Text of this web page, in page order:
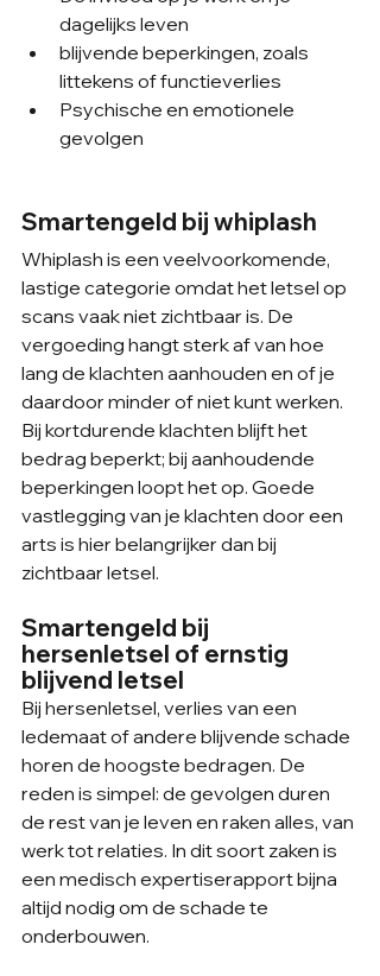
dagelijks leven
blijvende beperkingen, zoals
littekens of functieverlies
Psychische en emotionele
gevolgen
Smartengeld bij whiplash
Whiplash is een veelvoorkomende,
lastige categorie omdat het letsel op
scans vaak niet zichtbaar is. De
vergoeding hangt sterk af van hoe
lang de klachten aanhouden en of je
daardoor minder of niet kunt werken.
Bij kortdurende klachten blijft het
bedrag beperkt; bij aanhoudende
beperkingen loopt het op. Goede
vastlegging van je klachten door een
arts is hier belangrijker dan bij
zichtbaar letsel.
Smartengeld bij
hersenletsel of ernstig
blijvend letsel
Bij hersenletsel, verlies van een
ledemaat of andere blijvende schade
horen de hoogste bedragen. De
reden is simpel: de gevolgen duren
de rest van je leven en raken alles, van
werk tot relaties. In dit soort zaken is
een medisch expertiserapport bijna
altijd nodig om de schade te
onderbouwen.